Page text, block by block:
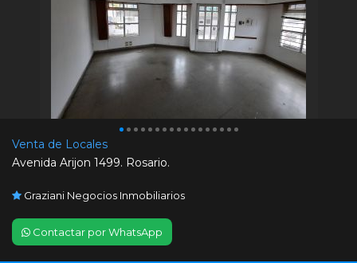
Venta de Locales
Avenida Arijon 1499. Rosario.
Graziani Negocios Inmobiliarios
Contactar por WhatsApp